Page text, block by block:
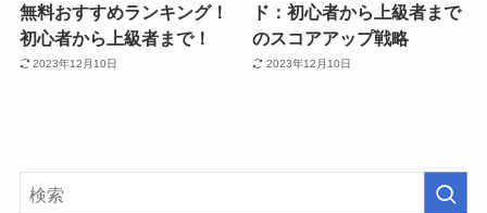
無料おすすめランキング！
初心者から上級者まで！
2023年12月10日
ド：初心者から上級者まで
のスコアアップ戦略
2023年12月10日